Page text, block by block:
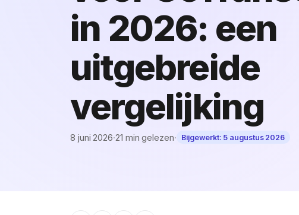
in 2026: een
uitgebreide
vergelijking
8 juni 2026·21 min gelezen· Bijgewerkt: 5 augustus 2026